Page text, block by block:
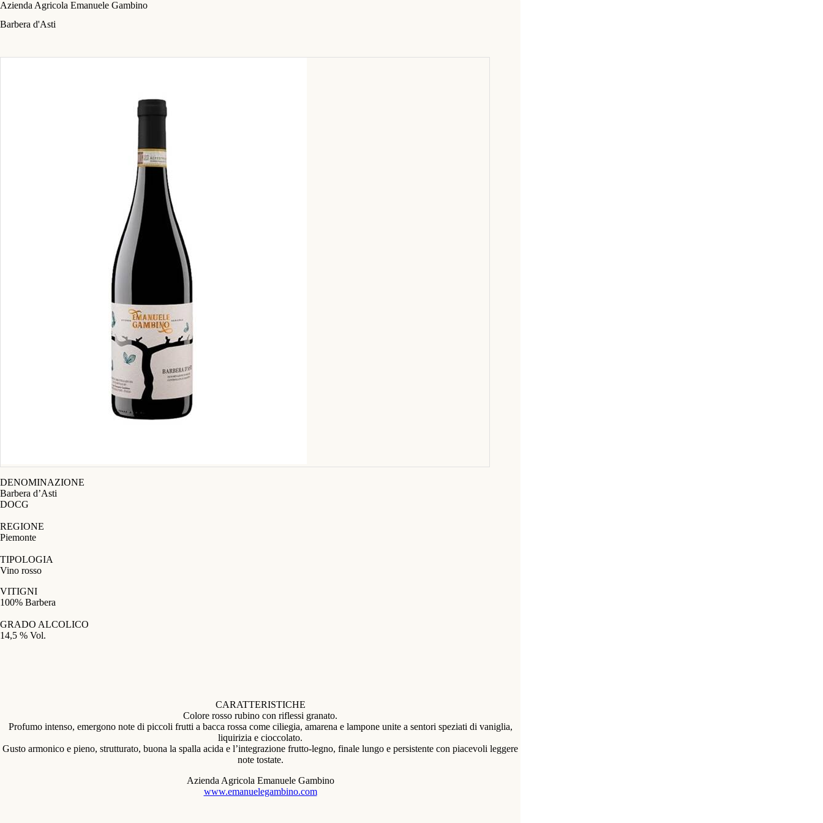
Azienda Agricola Emanuele Gambino
Barbera d'Asti
DENOMINAZIONE
Barbera d’Asti
DOCG
REGIONE
Piemonte
TIPOLOGIA
Vino rosso
VITIGNI
100% Barbera
GRADO ALCOLICO
14,5 % Vol.
CARATTERISTICHE
Colore rosso rubino con riflessi granato.
Profumo intenso, emergono note di piccoli frutti a bacca rossa come ciliegia, amarena e lampone unite a sentori speziati di vaniglia,
liquirizia e cioccolato.
Gusto armonico e pieno, strutturato, buona la spalla acida e l’integrazione frutto-legno, finale lungo e persistente con piacevoli leggere
note tostate.
Azienda Agricola Emanuele Gambino
www.emanuelegambino.com